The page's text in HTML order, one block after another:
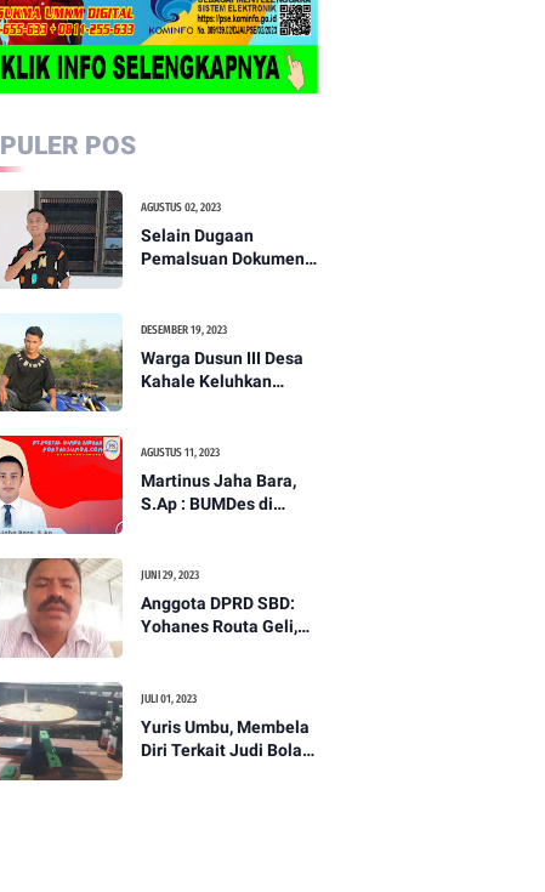
POS
AGUSTUS 02, 2023
Selain Dugaan
Pemalsuan Dokumen,
Palsukan TTD
Kadusnya?
DESEMBER 19, 2023
Warga Dusun III Desa
Kahale Keluhkan
Segera Digantikan!
AGUSTUS 11, 2023
Martinus Jaha Bara,
S.Ap : BUMDes di
Berjaringan di
Indonesia
JUNI 29, 2023
Anggota DPRD SBD:
Yohanes Routa Geli,
Persoalan Judi
JULI 01, 2023
Yuris Umbu, Membela
Diri Terkait Judi Bola